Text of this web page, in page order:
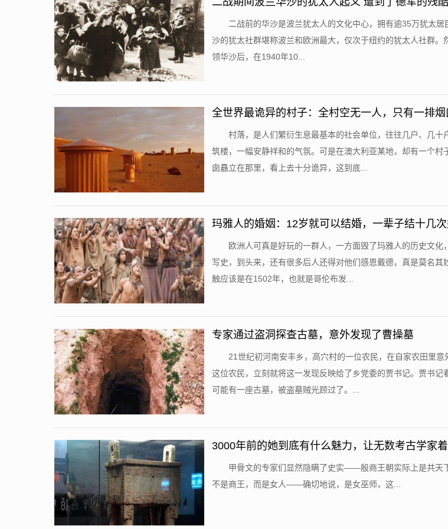
二战前的华沙是波兰犹太人的文化中心，拥有逾35万犹太
沙的犹太社群堪称波兰和欧洲最大，仅次于纽约的犹太人社群。
领华沙后，在1940年10...
全世界最诡异的村子：全村空无一人，只有一排烟
村落，是人们繁衍生息最基本的社会单位，往往几户、几十
筑楼，一幅安静祥和的气氛。可是在澳大利亚某地，却有一个村
囱矗立在那里，看上去十分诡异，这到底...
玛雅人的婚姻：12岁就可以结婚，一辈子结十几
欧洲人可真是好玩的一群人，一方面毁了玛雅人的历史文化
写史，到头来，还有很多后人还得对他们感恩戴德，真是莫名其
触应该是在1502年，也就是哥伦布发...
专家通过盗洞探查古墓，意外发现了曹操墓
21世纪初河南安丰乡，高穴村的一位农民，在自家农田里
这位农民，立刻就将这一发现反映给了乡党委的贾书记。贾书记
可能有一座古墓，被盗墓贼光顾过了。...
3000年前的她到底有什么魅力，让无数考古学家着
甲骨文的专家们显然隐瞒了史实——殷商王朝实际上是共天
不是商王，而是女人——确切地说，是女巫师，这...